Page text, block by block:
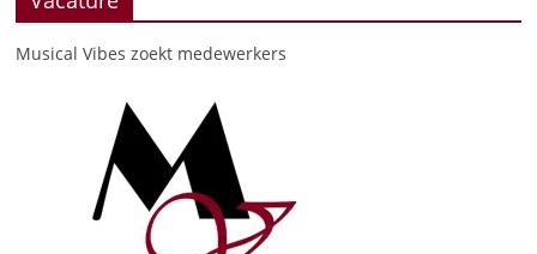
Musical Vibes zoekt medewerkers